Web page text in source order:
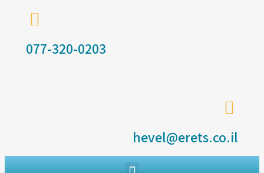
077-320-0203
hevel@erets.co.il